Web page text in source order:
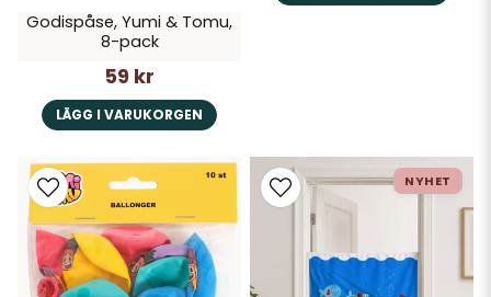
Godispåse, Yumi & Tomu,
8-pack
59 kr
LÄGG I VARUKORGEN
NYHET